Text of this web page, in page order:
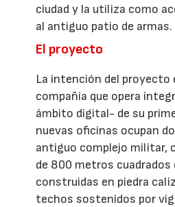
ciudad y la utiliza como
al antiguo patio de armas.
El proyecto
La intención del proyecto
compañía que opera
ámbito digital- de su
nuevas oficinas ocupan
antiguo complejo militar,
de 800 metros
construidas en piedra
techos sostenidos por